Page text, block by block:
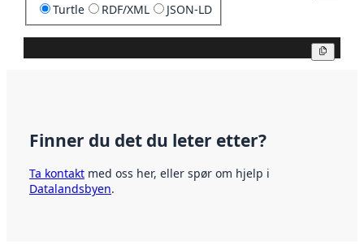
Turtle RDF/XML JSON-LD
Finner du det du leter etter?
Ta kontakt med oss her, eller spør om hjelp i
Datalandsbyen.